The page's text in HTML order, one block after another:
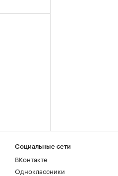
Социальные сети
ВКонтакте
Одноклассники